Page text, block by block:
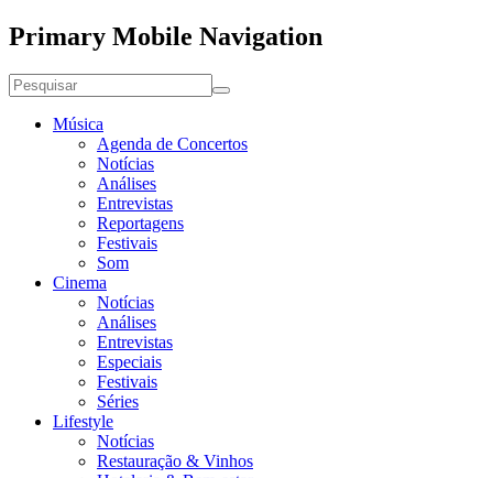
Primary Mobile Navigation
Música
Agenda de Concertos
Notícias
Análises
Entrevistas
Reportagens
Festivais
Som
Cinema
Notícias
Análises
Entrevistas
Especiais
Festivais
Séries
Lifestyle
Notícias
Restauração & Vinhos